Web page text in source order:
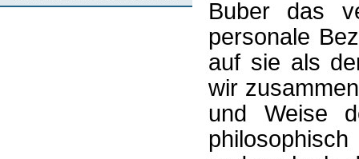
Buber das
personale
auf sie als
wir
und Weise